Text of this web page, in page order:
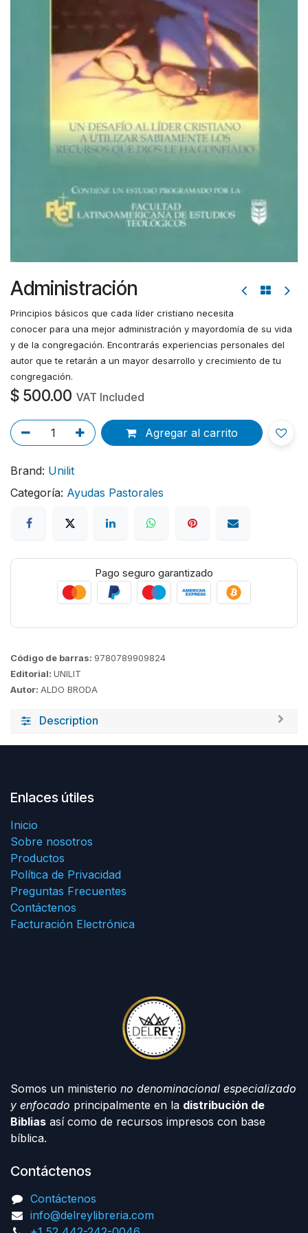
Administración
Principios básicos que cada líder cristiano necesita
conocer para una mejor administración y mayordomía de su vida
y de la congregación. Encontrarás experiencias personales del
autor que te retarán a un mayor desarrollo y crecimiento de tu
congregación.
$ 500.00 VAT Included
Agregar al carrito
Brand: Unilit
Categoría: Ayudas Pastorales
Pago seguro garantizado
Código de barras: 9780789909824
Editorial: UNILIT
Autor: ALDO BRODA
Description
Enlaces útiles
Inicio
Sobre nosotros
Productos
Política de Privacidad
Preguntas Frecuentes
Contáctenos
Facturación Electrónica
Somos un ministerio no denominacional especializado
y enfocado principalmente en la distribución de
Biblias así como de recursos impresos con base
bíblica.
Contáctenos
Contáctenos
info@delreylibreria.com